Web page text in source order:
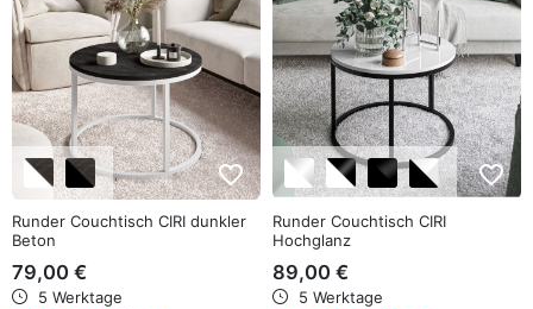
favorite_border
Runder Couchtisch CIRI dunkler
Beton
79,00 €
5 Werktage
favorite_border
Runder Couchtisch CIRI
Hochglanz
89,00 €
5 Werktage